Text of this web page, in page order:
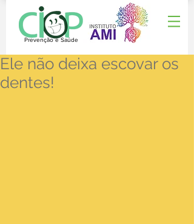
Prevenção e Saúde
Ele não deixa escovar os
dentes!